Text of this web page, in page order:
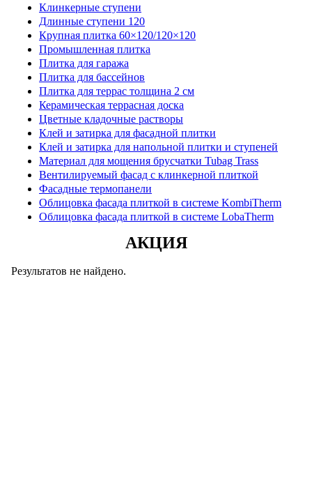
Клинкерные ступени
Длинные ступени 120
Крупная плитка 60×120/120×120
Промышленная плитка
Плитка для гаража
Плитка для бассейнов
Плитка для террас толщина 2 см
Керамическая террасная доска
Цветные кладочные растворы
Клей и затирка для фасадной плитки
Клей и затирка для напольной плитки и ступеней
Материал для мощения брусчатки Tubag Trass
Вентилируемый фасад с клинкерной плиткой
Фасадные термопанели
Облицовка фасада плиткой в системе KombiTherm
Облицовка фасада плиткой в системе LobaTherm
АКЦИЯ
Результатов не найдено.